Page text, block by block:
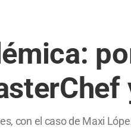
con el caso de Maxi